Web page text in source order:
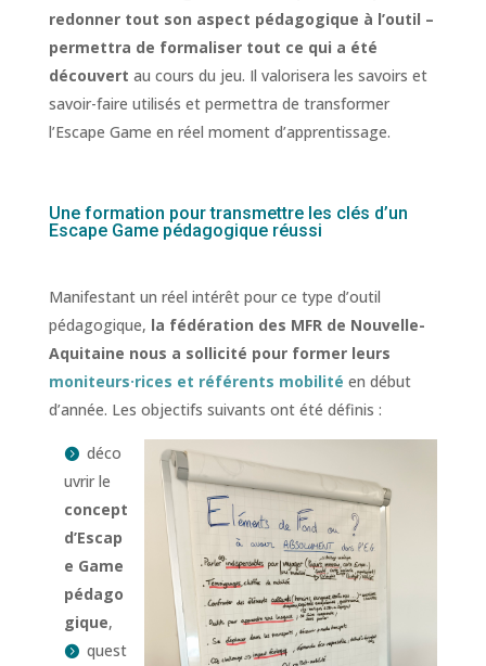
redonner tout son aspect pédagogique à l’outil –
permettra de formaliser tout ce qui a été
découvert au cours du jeu. Il valorisera les savoirs et
savoir-faire utilisés et permettra de transformer
l’Escape Game en réel moment d’apprentissage.
Une formation pour transmettre les clés d’un
Escape Game pédagogique réussi
Manifestant un réel intérêt pour ce type d’outil
pédagogique, la fédération des MFR de Nouvelle-
Aquitaine nous a sollicité pour former leurs
moniteurs·rices et référents mobilité en début
d’année. Les objectifs suivants ont été définis :
déco
uvrir le
concept
d’Escap
e Game
pédago
gique,
quest